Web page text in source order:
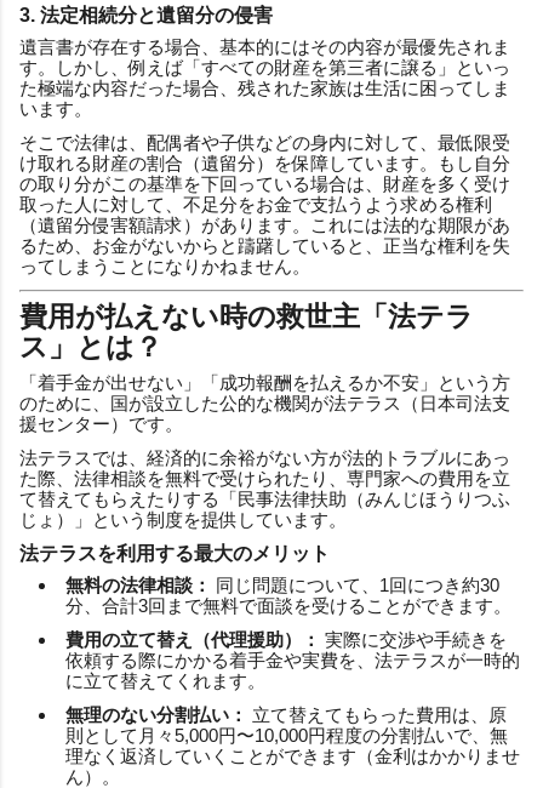
3. 法定相続分と遺留分の侵害
遺言書が存在する場合、基本的にはその内容が最優先されま
す。しかし、例えば「すべての財産を第三者に譲る」といっ
た極端な内容だった場合、残された家族は生活に困ってしま
います。
そこで法律は、配偶者や子供などの身内に対して、最低限受
け取れる財産の割合（遺留分）を保障しています。もし自分
の取り分がこの基準を下回っている場合は、財産を多く受け
取った人に対して、不足分をお金で支払うよう求める権利
（遺留分侵害額請求）があります。これには法的な期限があ
るため、お金がないからと躊躇していると、正当な権利を失
ってしまうことになりかねません。
費用が払えない時の救世主「法テラ
ス」とは？
「着手金が出せない」「成功報酬を払えるか不安」という方
のために、国が設立した公的な機関が法テラス（日本司法支
援センター）です。
法テラスでは、経済的に余裕がない方が法的トラブルにあっ
た際、法律相談を無料で受けられたり、専門家への費用を立
て替えてもらえたりする「民事法律扶助（みんじほうりつふ
じょ）」という制度を提供しています。
法テラスを利用する最大のメリット
無料の法律相談：
同じ問題について、1回につき約30
分、合計3回まで無料で面談を受けることができます。
費用の立て替え（代理援助）： 実際に交渉や手続きを
依頼する際にかかる着手金や実費を、法テラスが一時的
に立て替えてくれます。
無理のない分割払い：
立て替えてもらった費用は、原
則として月々5,000円〜10,000円程度の分割払いで、無
理なく返済していくことができます（金利はかかりませ
ん）。